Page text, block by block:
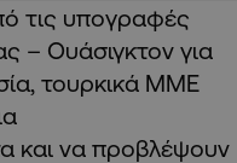
τις υπογραφές
– Ουάσιγκτον για
τουρκικά ΜΜΕ
και να προβλέψουν